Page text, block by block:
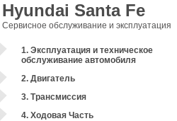
Hyundai Santa Fe
Сервисное обслуживание и эксплуатация
1. Эксплуатация и техническое
обслуживание автомобиля
2. Двигатель
3. Трансмиссия
4. Ходовая Часть